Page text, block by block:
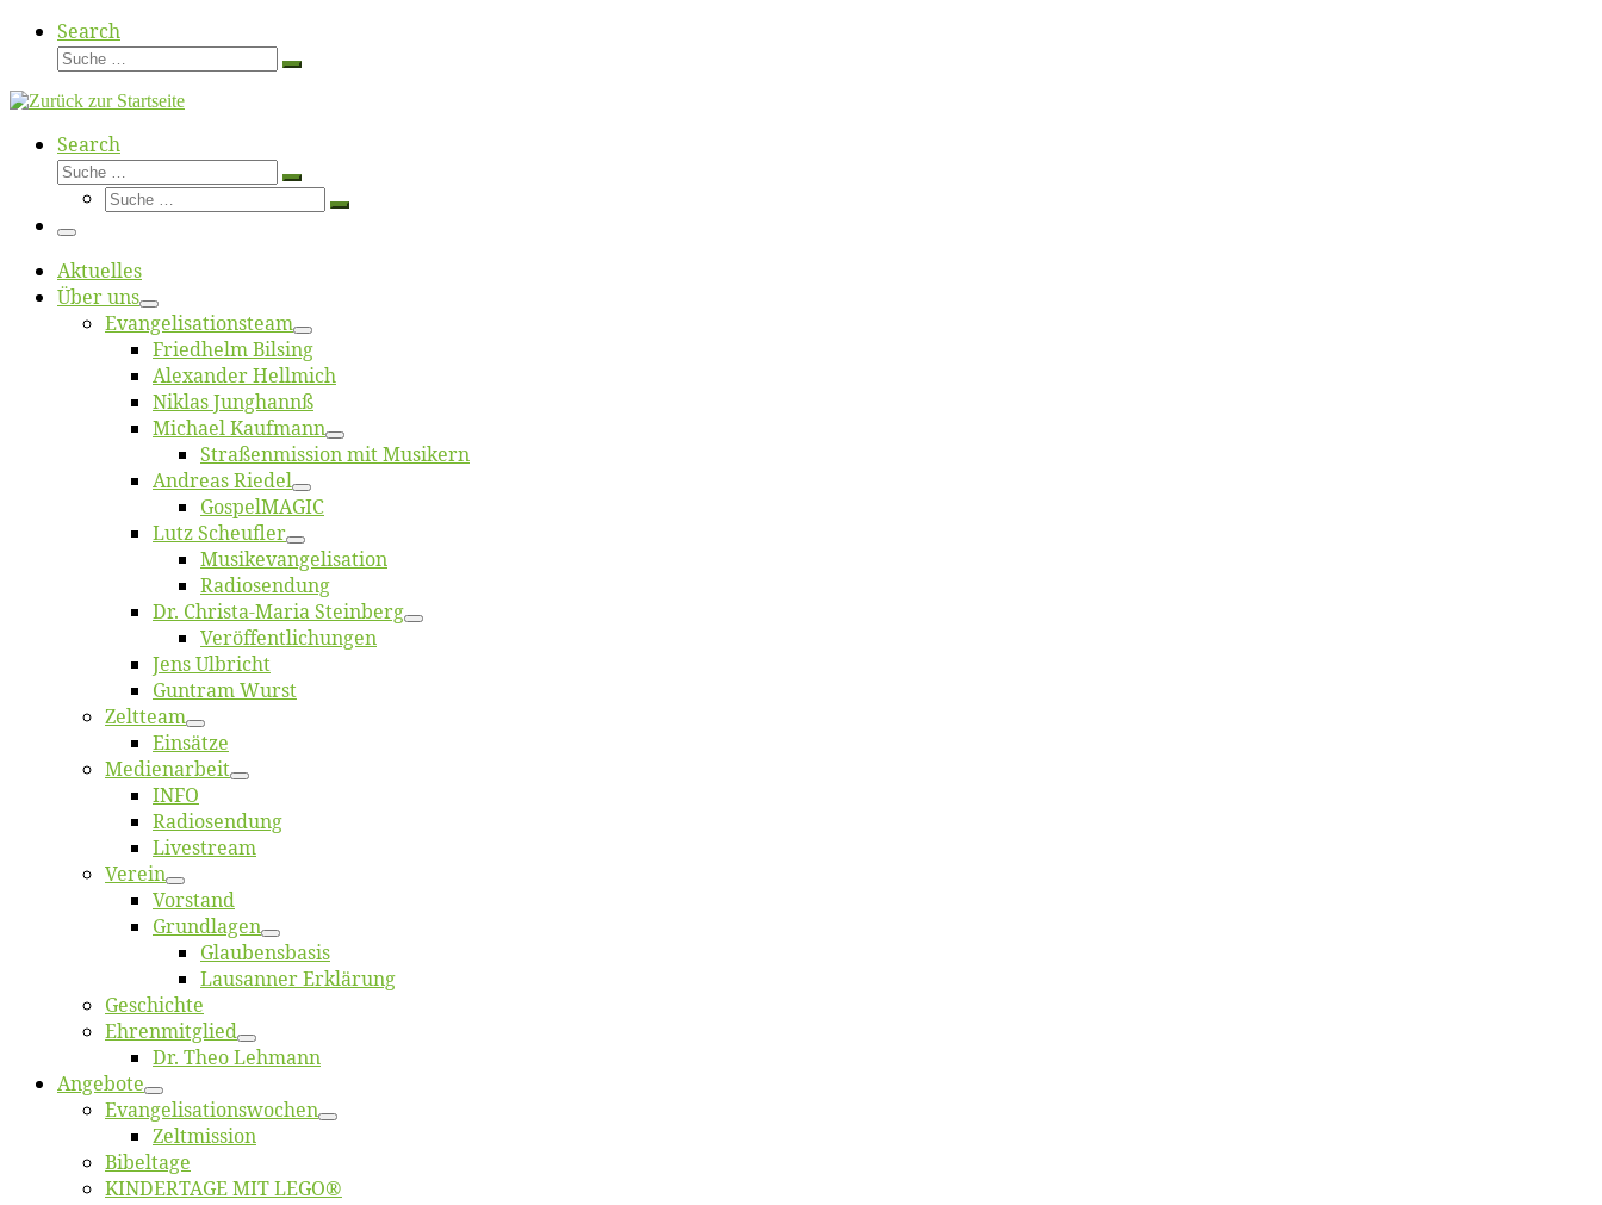
Search
Suche
Suche
Search
Suche
Suche
Suche
Suche
Menü
Ak­tu­el­les
Über uns
Evangelisa­tions­team
Fried­helm Bilsing
Alex­an­der Hellmich
Ni­klas Junghannß
Mi­cha­el Kaufmann
Straßenmis­sion mit Musikern
An­dre­as Riedel
Gos­pel­MA­GIC
Lutz Scheuf­ler
Musikevan­ge­li­sa­tion
Ra­dio­sen­dung
Dr. Chris­­ta-Ma­ria Steinberg
Ver­öf­fent­li­chun­gen
Jens Ulb­richt
Gun­tram Wurst
Zelt­team
Ein­sät­ze
Me­di­en­ar­beit
INFO
Ra­dio­sen­dung
Live­stream
Ver­ein
Vor­stand
Grund­la­gen
Glaubens­ba­sis
Lausan­ner Erklärung
Ge­schich­te
Eh­ren­mit­glied
Dr. Theo Lehmann
An­ge­bo­te
Evangelisa­tions­wo­chen
Zelt­mis­si­on
Bi­bel­ta­ge
KINDERTAGE MIT LEGO®